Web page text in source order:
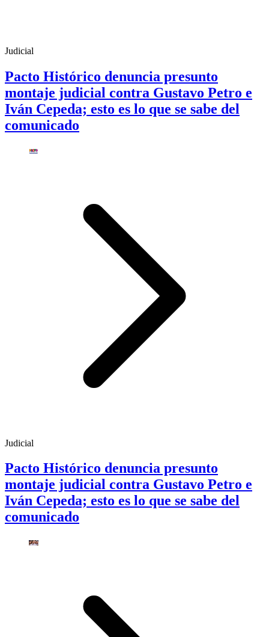
Judicial
Pacto Histórico denuncia presunto
montaje judicial contra Gustavo Petro e
Iván Cepeda; esto es lo que se sabe del
comunicado
Judicial
Pacto Histórico denuncia presunto
montaje judicial contra Gustavo Petro e
Iván Cepeda; esto es lo que se sabe del
comunicado